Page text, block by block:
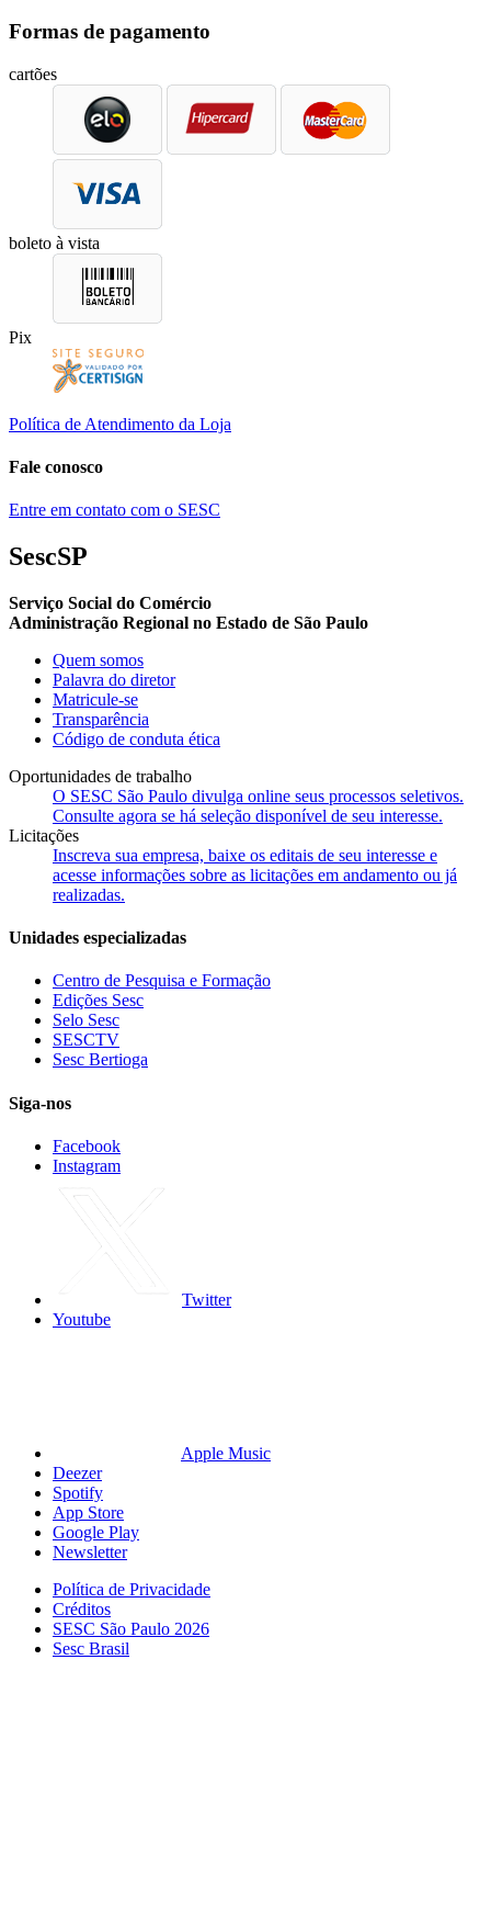
Formas de pagamento
cartões
boleto à vista
Pix
Política de Atendimento da Loja
Fale conosco
Entre em contato com o SESC
SescSP
Serviço Social do Comércio
Administração Regional no Estado de São Paulo
Quem somos
Palavra do diretor
Matricule-se
Transparência
Código de conduta ética
Oportunidades de trabalho
O SESC São Paulo divulga online seus processos seletivos.
Consulte agora se há seleção disponível de seu interesse.
Licitações
Inscreva sua empresa, baixe os editais de seu interesse e
acesse informações sobre as licitações em andamento ou já
realizadas.
Unidades especializadas
Centro de Pesquisa e Formação
Edições Sesc
Selo Sesc
SESCTV
Sesc Bertioga
Siga-nos
Facebook
Instagram
Twitter
Youtube
Apple Music
Deezer
Spotify
App Store
Google Play
Newsletter
Política de Privacidade
Créditos
SESC São Paulo 2026
Sesc Brasil